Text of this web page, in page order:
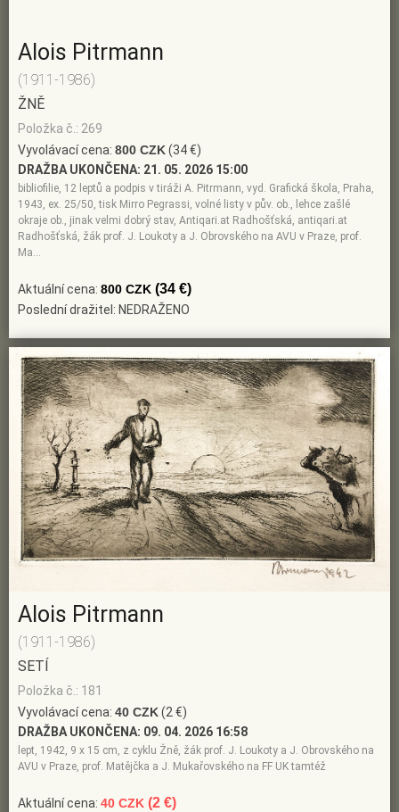
Alois Pitrmann
(1911-1986)
ŽNĚ
Položka č.: 269
Vyvolávací cena: 800 CZK(34 €)
DRAŽBA UKONČENA: 21. 05. 2026 15:00
bibliofilie, 12 leptů a podpis v tiráži A. Pitrmann, vyd. Grafická škola, Praha,
1943, ex. 25/50, tisk Mirro Pegrassi, volné listy v pův. ob., lehce zašlé
okraje ob., jinak velmi dobrý stav, Antiqari.at Radhošťská, antiqari.at
Radhošťská, žák prof. J. Loukoty a J. Obrovského na AVU v Praze, prof.
Ma…
Aktuální cena: 800 CZK (34 €)
Poslední dražitel: NEDRAŽENO
Alois Pitrmann
(1911-1986)
SETÍ
Položka č.: 181
Vyvolávací cena: 40 CZK(2 €)
DRAŽBA UKONČENA: 09. 04. 2026 16:58
lept, 1942, 9 x 15 cm, z cyklu Žně, žák prof. J. Loukoty a J. Obrovského na
AVU v Praze, prof. Matějčka a J. Mukařovského na FF UK tamtéž
Aktuální cena: 40 CZK (2 €)